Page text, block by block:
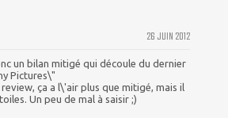
26 JUIN 2012
un bilan mitigé qui découle du dernier
Pictures\"
review, ça a l\'air plus que mitigé, mais il
Un peu de mal à saisir ;)